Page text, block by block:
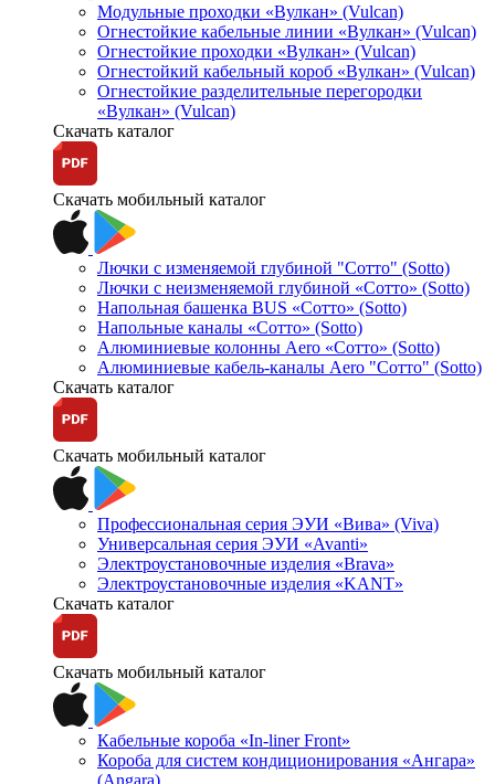
Модульные проходки «Вулкан» (Vulcan)
Огнестойкие кабельные линии «Вулкан» (Vulcan)
Огнестойкие проходки «Вулкан» (Vulcan)
Огнестойкий кабельный короб «Вулкан» (Vulcan)
Огнестойкие разделительные перегородки
«Вулкан» (Vulcan)
Скачать каталог
Скачать мобильный каталог
Лючки с изменяемой глубиной "Сотто" (Sotto)
Лючки с неизменяемой глубиной «Сотто» (Sotto)
Напольная башенка BUS «Сотто» (Sotto)
Напольные каналы «Сотто» (Sotto)
Алюминиевые колонны Aero «Сотто» (Sotto)
Алюминиевые кабель-каналы Aero "Сотто" (Sotto)
Скачать каталог
Скачать мобильный каталог
Профессиональная серия ЭУИ «Вива» (Viva)
Универсальная серия ЭУИ «Avanti»
Электроустановочные изделия «Brava»
Электроустановочные изделия «KANT»
Скачать каталог
Скачать мобильный каталог
Кабельные короба «In-liner Front»
Короба для систем кондиционирования «Ангара»
(Angara)